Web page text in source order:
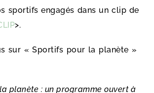
sportifs engagés dans un clip de
>.
sur « Sportifs pour la planète »
planète : un programme ouvert à